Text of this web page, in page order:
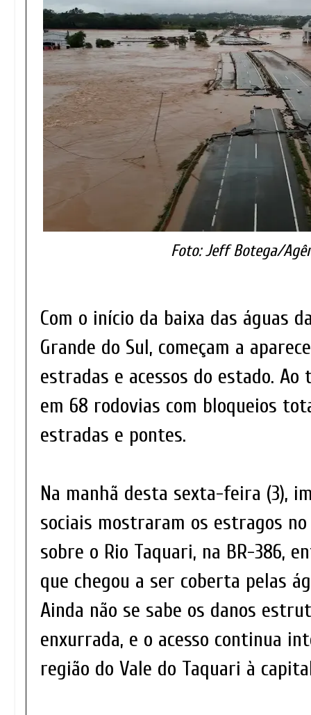
Foto: Jeff Botega/
Com o início da baixa das águas
Grande do Sul, começam a
estradas e acessos do estado. Ao
em 68 rodovias com bloqueios
estradas e pontes.
Na manhã desta sexta-feira (3),
sociais mostraram os estragos
sobre o Rio Taquari, na BR-386,
que chegou a ser coberta pelas
Ainda não se sabe os danos
enxurrada, e o acesso continua
região do Vale do Taquari à